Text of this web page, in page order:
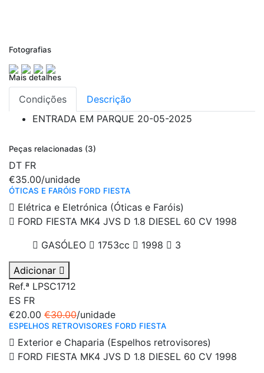
Fotografias
Mais detalhes
Condições
Descrição
ENTRADA EM PARQUE 20-05-2025
Peças relacionadas (3)
DT FR
€35.00/unidade
ÓTICAS E FARÓIS FORD FIESTA
Elétrica e Eletrónica (Óticas e Faróis)
FORD FIESTA MK4 JVS D 1.8 DIESEL 60 CV 1998
GASÓLEO
1753cc 1998 3
Adicionar
Ref.ª LPSC1712
ES FR
€20.00 €30.00/unidade
ESPELHOS RETROVISORES FORD FIESTA
Exterior e Chaparia (Espelhos retrovisores)
FORD FIESTA MK4 JVS D 1.8 DIESEL 60 CV 1998